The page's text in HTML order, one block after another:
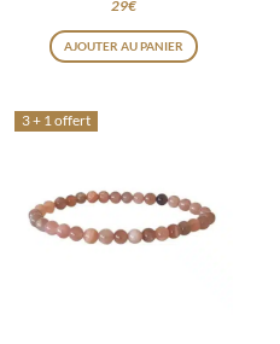
29€
AJOUTER AU PANIER
3 + 1 offert